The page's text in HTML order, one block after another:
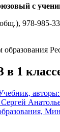
с
978-985-
1